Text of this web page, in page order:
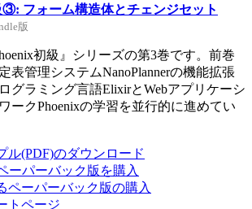
フォーム構造体とチェンジセット
版
初級』シリーズの第3巻です。前巻
表管理システムNanoPlannerの機能拡張
グラミング言語ElixirとWebアプリケーシ
ークPhoenixの学習を並行的に進めてい
ル(PDF)のダウンロード
ーパーバック版を購入
ペーパーバック版の購入
トページ